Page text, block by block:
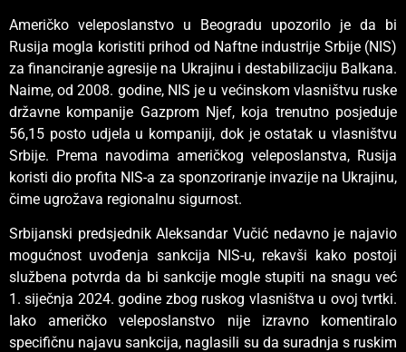
Američko veleposlanstvo u Beogradu upozorilo je da bi
Rusija mogla koristiti prihod od Naftne industrije Srbije (NIS)
za financiranje agresije na Ukrajinu i destabilizaciju Balkana.
Naime, od 2008. godine, NIS je u većinskom vlasništvu ruske
državne kompanije Gazprom Njef, koja trenutno posjeduje
56,15 posto udjela u kompaniji, dok je ostatak u vlasništvu
Srbije. Prema navodima američkog veleposlanstva, Rusija
koristi dio profita NIS-a za sponzoriranje invazije na Ukrajinu,
čime ugrožava regionalnu sigurnost.
Srbijanski predsjednik Aleksandar Vučić nedavno je najavio
mogućnost uvođenja sankcija NIS-u, rekavši kako postoji
službena potvrda da bi sankcije mogle stupiti na snagu već
1. siječnja 2024. godine zbog ruskog vlasništva u ovoj tvrtki.
Iako američko veleposlanstvo nije izravno komentiralo
specifičnu najavu sankcija, naglasili su da suradnja s ruskim